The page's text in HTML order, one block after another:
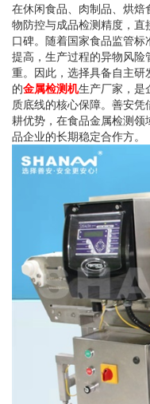
在休闲食品、肉制品、烘
物防控与成品检测精度，
口碑。随着国家食品监管
提高，生产过程的异物风
重。因此，选择具备自主
的金属检测机生产厂家，是
质底线的核心保障。 善安凭
耕优势，在食品金属检测
品企业的长期稳定合作方。